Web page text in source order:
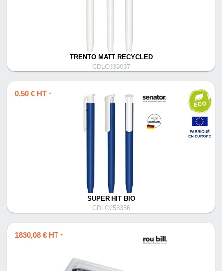
TRENTO MATT RECYCLED
CDLO339037
0,50 € HT *
SUPER HIT BIO
CDLO253356
1830,08 € HT *